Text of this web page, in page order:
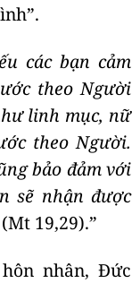
các bạn cảm
theo Người
linh mục, nữ
theo Người.
bảo đảm với
sẽ nhận được
(Mt 19,29).”
nhân, Đức